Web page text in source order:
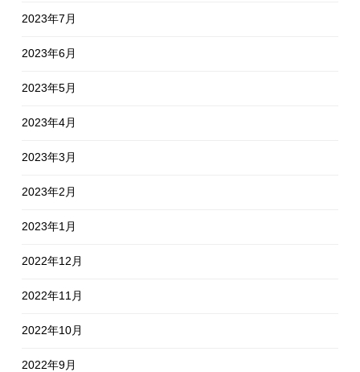
2023年7月
2023年6月
2023年5月
2023年4月
2023年3月
2023年2月
2023年1月
2022年12月
2022年11月
2022年10月
2022年9月